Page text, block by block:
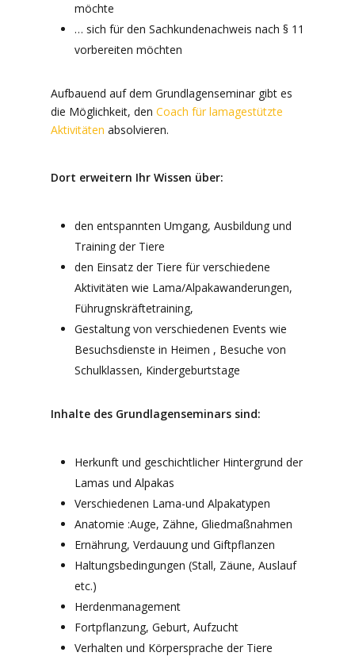
möchte
… sich für den Sachkundenachweis nach § 11
vorbereiten möchten
Aufbauend auf dem Grundlagenseminar gibt es
die Möglichkeit, den Coach für lamagestützte
Aktivitäten absolvieren.
Dort erweitern Ihr Wissen über:
den entspannten Umgang, Ausbildung und
Training der Tiere
den Einsatz der Tiere für verschiedene
Aktivitäten wie Lama/Alpakawanderungen,
Führugnskräftetraining,
Gestaltung von verschiedenen Events wie
Besuchsdienste in Heimen , Besuche von
Schulklassen, Kindergeburtstage
Inhalte des Grundlagenseminars sind:
Herkunft und geschichtlicher Hintergrund der
Lamas und Alpakas
Verschiedenen Lama-und Alpakatypen
Anatomie :Auge, Zähne, Gliedmaßnahmen
Ernährung, Verdauung und Giftpflanzen
Haltungsbedingungen (Stall, Zäune, Auslauf
etc.)
Herdenmanagement
Fortpflanzung, Geburt, Aufzucht
Verhalten und Körpersprache der Tiere